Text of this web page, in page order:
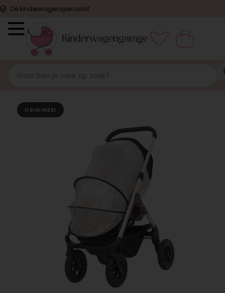
Dé kinderwagenspecialist
ORIGINEEL